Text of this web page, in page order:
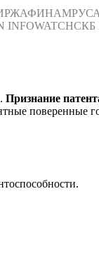
ФИНАМ
INFOWATCHСКБ
Признание
поверенные